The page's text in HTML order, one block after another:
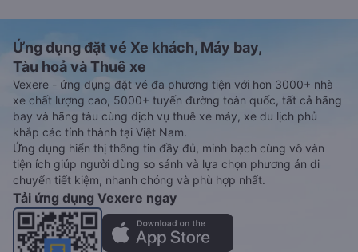
Ứng dụng đặt vé Xe khách, Máy bay,
Tàu hoả và Thuê xe
Vexere - ứng dụng đặt vé đa phương tiện với hơn 3000+ nhà
xe chất lượng cao, 5000+ tuyến đường toàn quốc, tất cả hãng
bay và hãng tàu cùng dịch vụ thuê xe máy, xe du lịch phủ
khắp các tỉnh thành tại Việt Nam.
Ứng dụng hiển thị thông tin đầy đủ, minh bạch cùng vô vàn
tiện ích giúp người dùng so sánh và lựa chọn phương án di
chuyển tiết kiệm, nhanh chóng và phù hợp nhất.
Tải ứng dụng Vexere ngay